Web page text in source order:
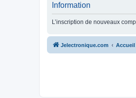
Information
L’inscription de nouveaux
Jelectronique.com